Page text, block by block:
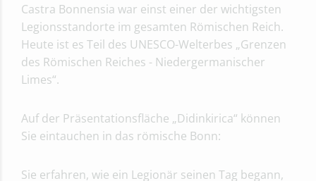
Castra Bonnensia war einst einer der wichtigsten
Legionsstandorte im gesamten Römischen Reich.
Heute ist es Teil des UNESCO-Welterbes „Grenzen
des Römischen Reiches - Niedergermanischer
Limes“.
Auf der Präsentationsfläche „Didinkirica“ können
Sie eintauchen in das römische Bonn:
Sie erfahren, wie ein Legionär seinen Tag begann,